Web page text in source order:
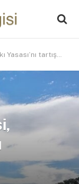
tartışmaya açtı